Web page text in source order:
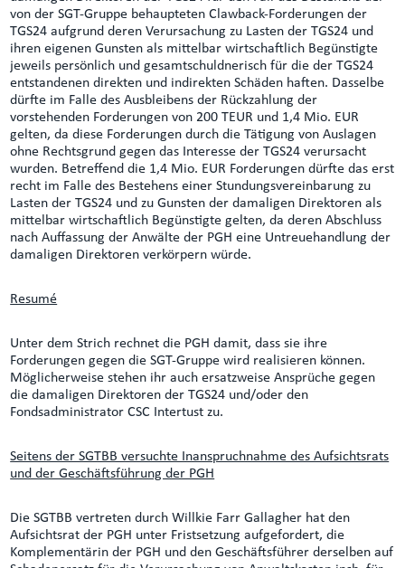
von der SGT-Gruppe behaupteten Clawback-Forderungen der
TGS24 aufgrund deren Verursachung zu Lasten der TGS24 und
ihren eigenen Gunsten als mittelbar wirtschaftlich Begünstigte
jeweils persönlich und gesamtschuldnerisch für die der TGS24
entstandenen direkten und indirekten Schäden haften. Dasselbe
dürfte im Falle des Ausbleibens der Rückzahlung der
vorstehenden Forderungen von 200 TEUR und 1,4 Mio. EUR
gelten, da diese Forderungen durch die Tätigung von Auslagen
ohne Rechtsgrund gegen das Interesse der TGS24 verursacht
wurden. Betreffend die 1,4 Mio. EUR Forderungen dürfte das erst
recht im Falle des Bestehens einer Stundungsvereinbarung zu
Lasten der TGS24 und zu Gunsten der damaligen Direktoren als
mittelbar wirtschaftlich Begünstigte gelten, da deren Abschluss
nach Auffassung der Anwälte der PGH eine Untreuehandlung der
damaligen Direktoren verkörpern würde.
Resumé
Unter dem Strich rechnet die PGH damit, dass sie ihre
Forderungen gegen die SGT-Gruppe wird realisieren können.
Möglicherweise stehen ihr auch ersatzweise Ansprüche gegen
die damaligen Direktoren der TGS24 und/oder den
Fondsadministrator CSC Intertust zu.
Seitens der SGTBB versuchte Inanspruchnahme des Aufsichtsrats
und der Geschäftsführung der PGH
Die SGTBB vertreten durch Willkie Farr Gallagher hat den
Aufsichtsrat der PGH unter Fristsetzung aufgefordert, die
Komplementärin der PGH und den Geschäftsführer derselben auf